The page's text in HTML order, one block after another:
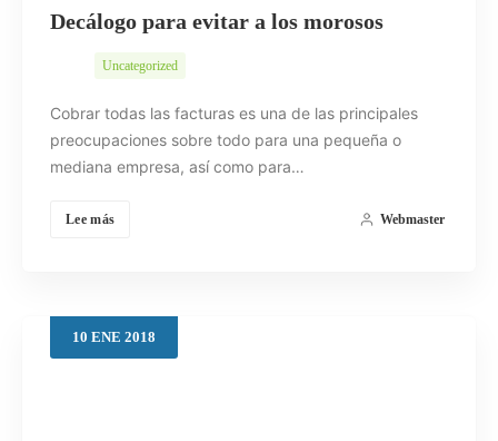
Decálogo para evitar a los morosos
Uncategorized
Cobrar todas las facturas es una de las principales
preocupaciones sobre todo para una pequeña o
mediana empresa, así como para…
Lee más Webmaster
10 ENE 2018